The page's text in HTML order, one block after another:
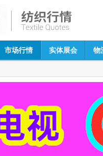
市场行情 实体展会 物